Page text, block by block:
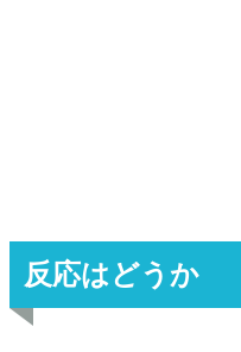
反応はどうか